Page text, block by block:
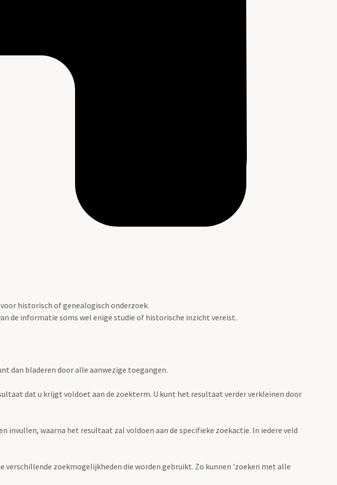
historisch of genealogisch onderzoek.
de informatie soms wel enige studie of historische inzicht vereist.
dan bladeren door alle aanwezige toegangen.
dat u krijgt voldoet aan de zoekterm. U kunt het resultaat verder verkleinen door
invullen, waarna het resultaat zal voldoen aan de specifieke zoekactie. In iedere veld
zoekmogelijkheden die worden gebruikt. Zo kunnen 'zoeken met alle